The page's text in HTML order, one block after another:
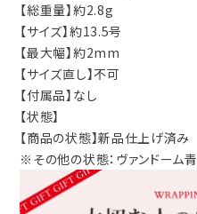
【総重量】約2.8g
【サイズ】約13.5号
【最大幅】約2mm
【サイズ直し】不可
【付属品】なし
【状態】
【商品の状態】新品仕上げ済み
※その他の状態：ヴァンドーム